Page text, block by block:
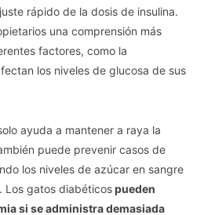
rápido de la dosis de insulina.
una comprensión más
factores, como la
los niveles de glucosa de sus
ayuda a mantener a raya la
puede prevenir casos de
los niveles de azúcar en sangre
Los gatos diabéticospueden
si se administra demasiada